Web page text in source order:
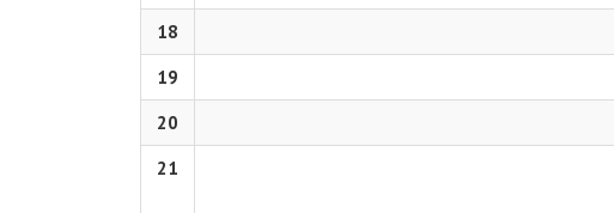
18
19
20
21